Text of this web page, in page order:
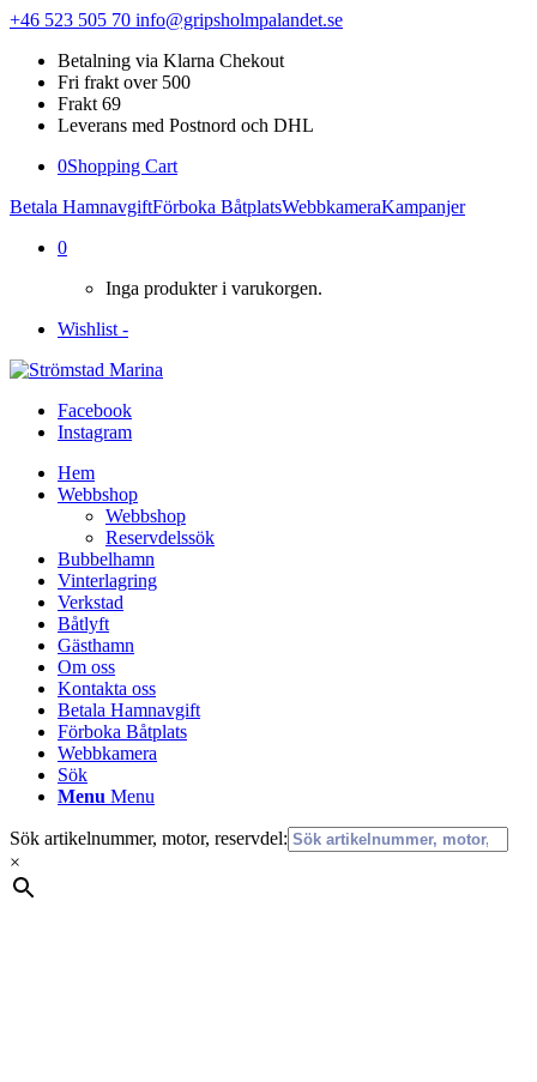
+46 523 505 70 info@gripsholmpalandet.se
Betalning via Klarna Chekout
Fri frakt over 500
Frakt 69
Leverans med Postnord och DHL
0Shopping Cart
Betala HamnavgiftFörboka BåtplatsWebbkameraKampanjer
0
Inga produkter i varukorgen.
Wishlist -
Facebook
Instagram
Hem
Webbshop
Webbshop
Reservdelssök
Bubbelhamn
Vinterlagring
Verkstad
Båtlyft
Gästhamn
Om oss
Kontakta oss
Betala Hamnavgift
Förboka Båtplats
Webbkamera
Sök
Menu Menu
Sök artikelnummer, motor, reservdel:
×